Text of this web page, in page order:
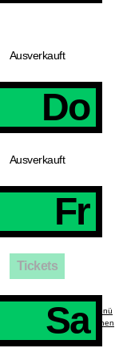
Ausverkauft
Do
Ausverkauft
Fr
Tickets
Sa